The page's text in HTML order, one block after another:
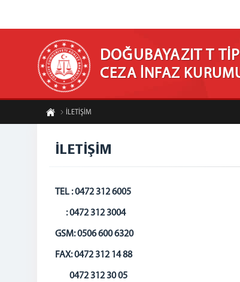
DOĞUBAYAZIT T
CEZA İNFAZ
İLETİŞİM
İLETİŞİM
TEL : 0472 312 6005
: 0472 312 3004
GSM: 0506 600 6320
FAX: 0472 312 14 88
0472 312 30 05